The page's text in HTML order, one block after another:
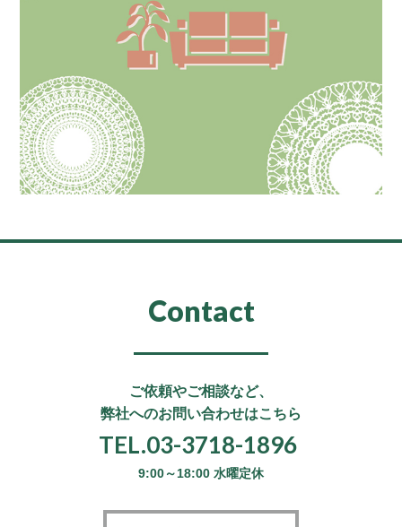
Contact
ご依頼やご相談など、
弊社へのお問い合わせはこちら
TEL.03-3718-1896
9:00～18:00 水曜定休